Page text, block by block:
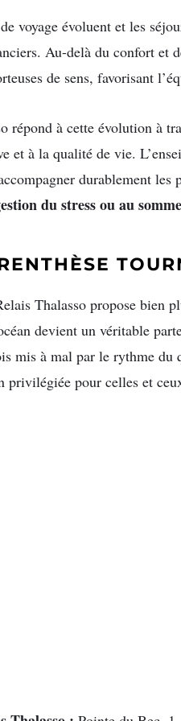
voyage évoluent et les
Au-delà du confort et
de sens, favorisant
répond à cette évolution à
et à la qualité de vie.
durablement les
du stress ou au
Thalasso propose bien
devient un véritable
mis à mal par le rythme du
privilégiée pour celles et